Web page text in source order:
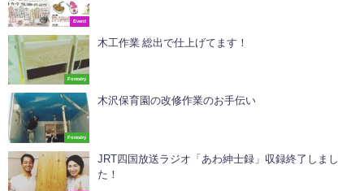
Event
Forestry
木工作業 総出で仕上げてます！
Forestry
木沢保育園の改修作業のお手伝い
JRT四国放送ラジオ「あわ紳士録」収録終了しまし
た！